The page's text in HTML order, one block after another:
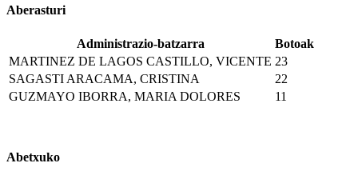
Aberasturi
Administrazio-batzarra
Botoak
MARTINEZ DE LAGOS CASTILLO, VICENTE 23
SAGASTI ARACAMA, CRISTINA
22
GUZMAYO IBORRA, MARIA DOLORES
11
Abetxuko